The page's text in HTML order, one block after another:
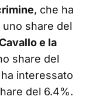
, che ha
share del
e la
share del
ha interessato
del 6.4%.